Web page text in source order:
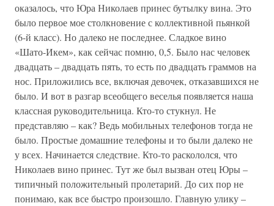
оказалось, что Юра Николаев принес бутылку вина. Это
было первое мое столкновение с коллективной пьянкой
(6-й класс). Но далеко не последнее. Сладкое вино
«Шато-Икем», как сейчас помню, 0,5. Было нас человек
двадцать – двадцать пять, то есть по двадцать граммов на
нос. Приложились все, включая девочек, отказавшихся не
было. И вот в разгар всеобщего веселья появляется наша
классная руководительница. Кто-то стукнул. Не
представляю – как? Ведь мобильных телефонов тогда не
было. Простые домашние телефоны и то были далеко не
у всех. Начинается следствие. Кто-то раскололся, что
Николаев вино принес. Тут же был вызван отец Юры –
типичный положительный пролетарий. До сих пор не
понимаю, как все быстро произошло. Главную улику –